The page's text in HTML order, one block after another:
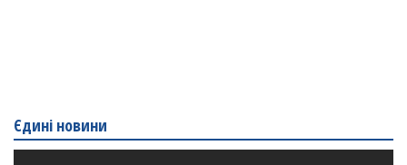
Єдині новини